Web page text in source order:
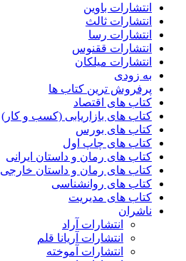
انتشارات باوین
انتشارات ثالث
انتشارات رسا
انتشارات ققنوس
انتشارات میلکان
به زودی
پرفروش ترین کتاب ها
کتاب های اقتصاد
کتاب های بازاریابی (کسب و کار)
کتاب های بورس
کتاب های چاپ اول
کتاب های رمان و داستان ایرانی
کتاب های رمان و داستان خارجی
کتاب های روانشناسی
کتاب های مدیریت
ناشران
انتشارات آراد
انتشارات آریانا قلم
انتشارات آموخته